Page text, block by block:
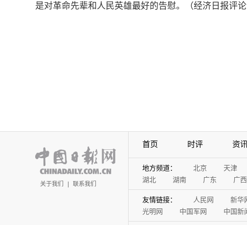
是对革命先辈和人民英雄最好的告慰。（经济日报评论
关于我们 | 联系我们
首页 时评 资
地方频道： 北京 天津
湖北
湖南 广东 广西
友情链接： 人民网 新华
光明网
中国军网 中国新